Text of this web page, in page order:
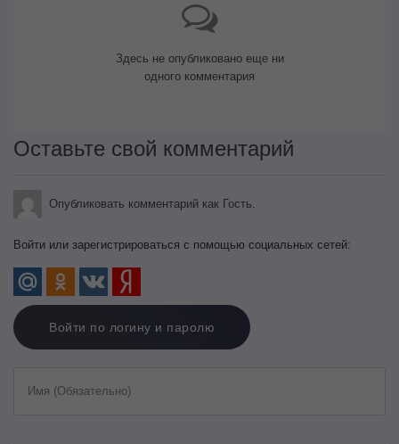
Здесь не опубликовано еще ни
одного комментария
Оставьте свой комментарий
Опубликовать комментарий как Гость.
Войти или зарегистрироваться с помощью социальных сетей:
Войти по логину и паролю
Имя (Обязательно)